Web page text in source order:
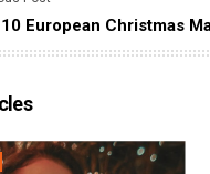
European Christmas